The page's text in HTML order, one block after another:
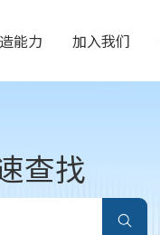
能力 加入我们
查找